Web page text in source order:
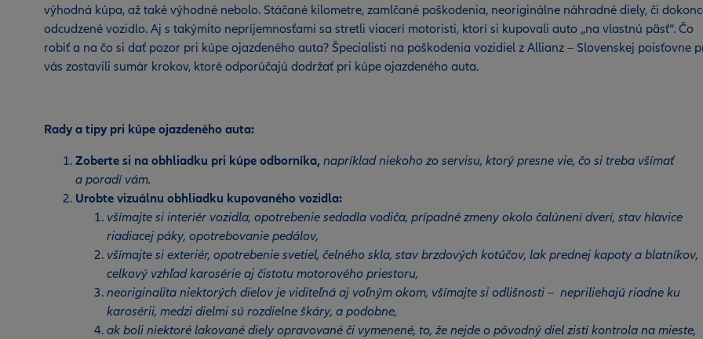
výhodná kúpa, až také výhodné nebolo. Stáčané kilometre, zamlčané poškodenia, neoriginálne náhradné diely, či
odcudzené vozidlo. Aj s takýmito nepríjemnosťami sa stretli viacerí motoristi, ktorí si kupovali auto „na vlastnú päsť“. Čo
robiť a na čo si dať pozor pri kúpe ojazdeného auta? Špecialisti na poškodenia vozidiel z Allianz – Slovenskej poisťovne
vás zostavili sumár krokov, ktoré odporúčajú dodržať pri kúpe ojazdeného auta.
Rady a tipy pri kúpe ojazdeného auta:
Zoberte si na obhliadku pri kúpe odborníka, napríklad niekoho zo servisu, ktorý presne vie, čo si treba všímať
a poradí vám.
Urobte vizuálnu obhliadku kupovaného vozidla:
všímajte si interiér vozidla, opotrebenie sedadla vodiča, prípadné zmeny okolo čalúnení dverí, stav hlavice
riadiacej páky, opotrebovanie pedálov,
všímajte si exteriér, opotrebenie svetiel, čelného skla, stav brzdových kotúčov, lak prednej kapoty a blatníkov,
celkový vzhľad karosérie aj čistotu motorového priestoru,
neoriginalita niektorých dielov je viditeľná aj voľným okom, všímajte si odlišnosti – nepriliehajú riadne ku
karosérii, medzi dielmi sú rozdielne škáry, a podobne,
ak boli niektoré lakované diely opravované či vymenené, to, že nejde o pôvodný diel zistí kontrola na mieste,